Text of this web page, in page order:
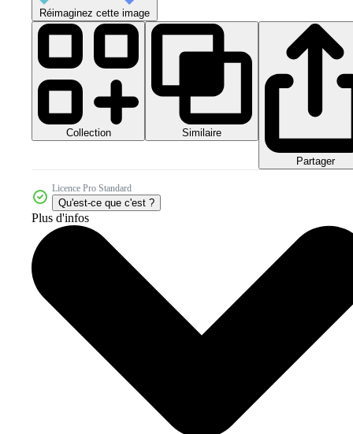
Réimaginez cette image
Collection Similaire
Partager
Licence Pro Standard
Qu'est-ce que c'est ?
Plus d'infos